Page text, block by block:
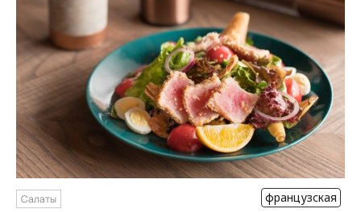
Салаты французская